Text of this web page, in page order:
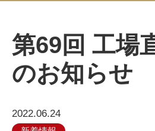
第69回 工場
のお知らせ
2022.06.24